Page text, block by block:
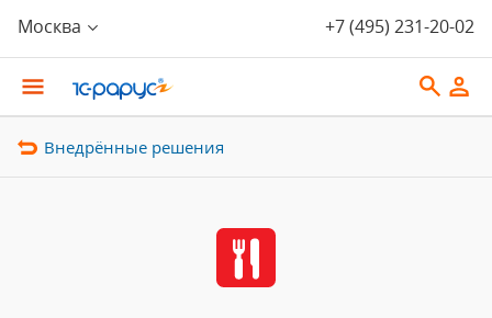
Москва +7 (495) 231-20-02
Внедрённые решения